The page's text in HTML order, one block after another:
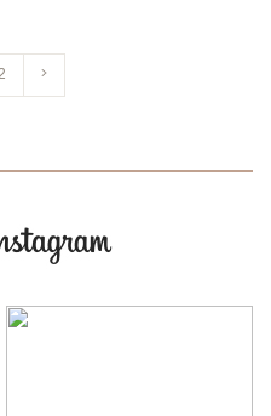
數)